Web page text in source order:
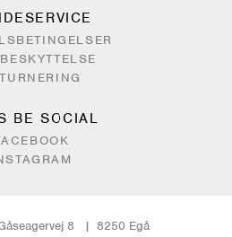
BE SOCIAL
8
8250 Egå